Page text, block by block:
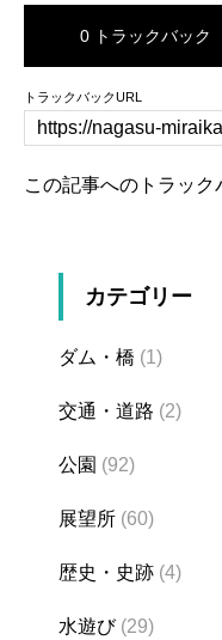
0 トラックバック
トラックバックURL
この記事へのトラック
カテゴリー
ダム・橋 (1)
交通・道路 (2)
公園 (92)
展望所 (60)
歴史・史跡 (4)
水遊び(29)